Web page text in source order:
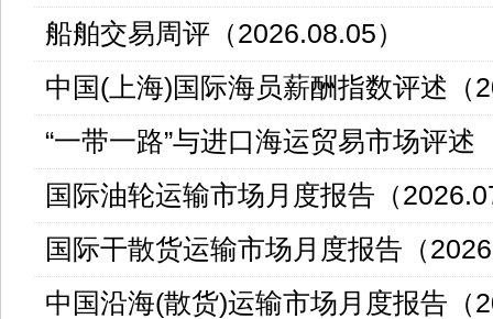
船舶交易周评（2026.08.05）
中国(上海)国际海员薪酬指数评述（
“一带一路”与进口海运贸易市场评述
国际油轮运输市场月度报告（
国际干散货运输市场月度报告（
中国沿海(散货)运输市场月度报告（